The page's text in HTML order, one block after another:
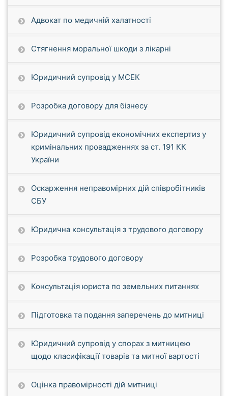
Адвокат по медичній халатності
Стягнення моральної шкоди з лікарні
Юридичний супровід у МСЕК
Розробка договору для бізнесу
Юридичний супровід економічних експертиз у
кримінальних провадженнях за ст. 191 КК
України
Оскарження неправомірних дій співробітників
СБУ
Юридична консультація з трудового договору
Розробка трудового договору
Консультація юриста по земельних питаннях
Підготовка та подання заперечень до митниці
Юридичний супровід у спорах з митницею
щодо класифікації товарів та митної вартості
Оцінка правомірності дій митниці